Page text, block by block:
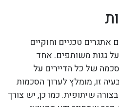
אתגרים טכניים וחוקיים
גגות משותפים. אחד
של כל הדיירים על
זו, מומלץ לערוך הסכמות
שיתופית. כמו כן, יש צורך